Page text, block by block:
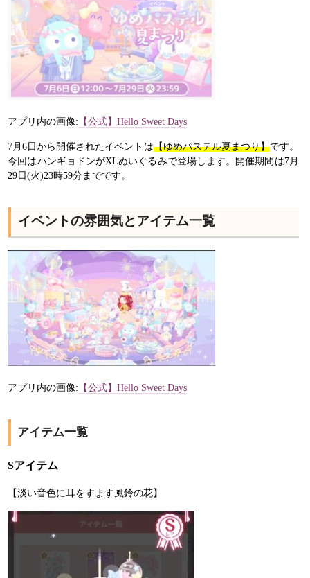
アプリ内の画像: 【公式】Hello Sweet Days
7月6日から開催されたイベントは【ゆめパステル夏まつり】です。
今回はハンギョドンがXLぬいぐるみで登場します。開催期間は7月
29日(火)23時59分までです。
イベントの雰囲気とアイテム一覧
アプリ内の画像: 【公式】Hello Sweet Days
アイテム一覧
Sアイテム
【淡い音色に耳をすます風鈴の花】